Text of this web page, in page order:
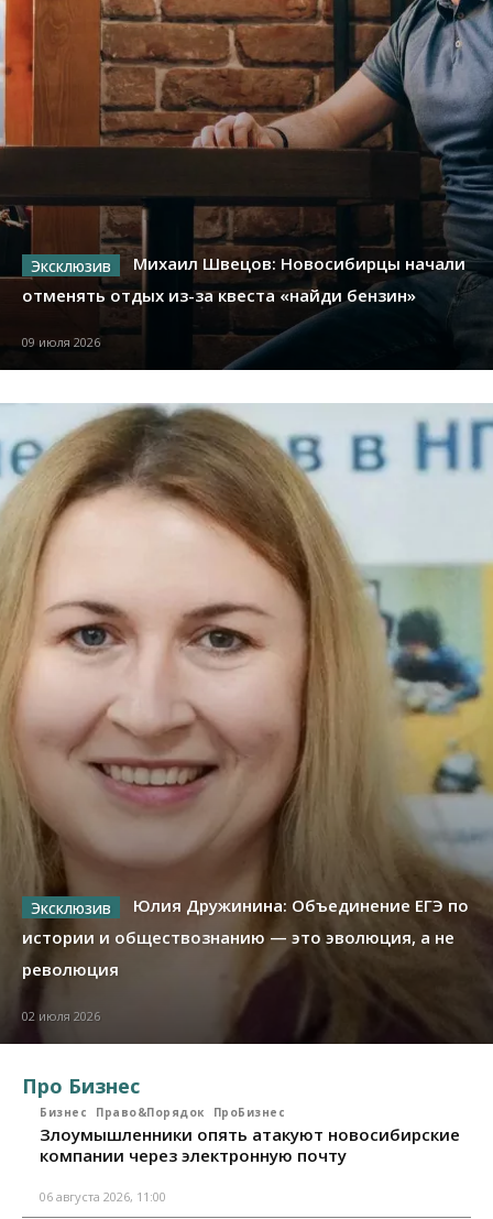
Михаил Швецов: Новосибирцы начали
отменять отдых из-за квеста «найди бензин»
09 июля 2026
Юлия Дружинина: Объединение ЕГЭ по
истории и обществознанию — это эволюция, а не
революция
02 июля 2026
Про Бизнес
Бизнес Право&Порядок ПроБизнес
Злоумышленники опять атакуют новосибирские
компании через электронную почту
06 августа 2026, 11:00